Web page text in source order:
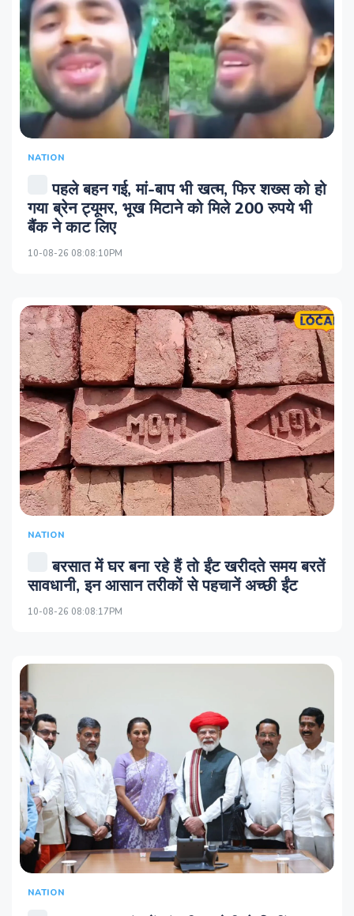
NATION
पहले बहन गई, मां-बाप भी खत्म, फिर शख्स को हो
गया ब्रेन ट्यूमर, भूख मिटाने को मिले 200 रुपये भी
बैंक ने काट लिए
10-08-26 08:08:10PM
NATION
बरसात में घर बना रहे हैं तो ईंट खरीदते समय बरतें
सावधानी, इन आसान तरीकों से पहचानें अच्छी ईंट
10-08-26 08:08:17PM
NATION